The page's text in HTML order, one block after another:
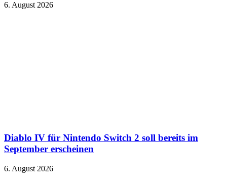
6. August 2026
Diablo IV für Nintendo Switch 2 soll bereits im
September erscheinen
6. August 2026